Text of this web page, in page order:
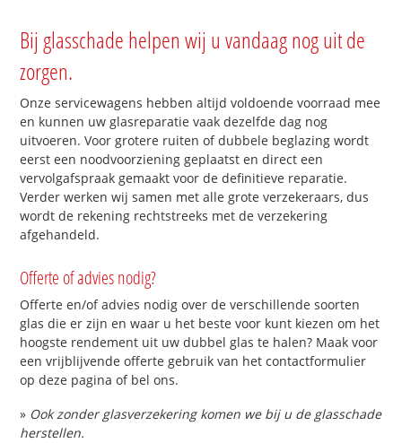
Bij glasschade helpen wij u vandaag nog uit de
zorgen.
Onze servicewagens hebben altijd voldoende voorraad mee
en kunnen uw glasreparatie vaak dezelfde dag nog
uitvoeren. Voor grotere ruiten of dubbele beglazing wordt
eerst een noodvoorziening geplaatst en direct een
vervolgafspraak gemaakt voor de definitieve reparatie.
Verder werken wij samen met alle grote verzekeraars, dus
wordt de rekening rechtstreeks met de verzekering
afgehandeld.
Offerte of advies nodig?
Offerte en/of advies nodig over de verschillende soorten
glas die er zijn en waar u het beste voor kunt kiezen om het
hoogste rendement uit uw dubbel glas te halen? Maak voor
een vrijblijvende offerte gebruik van het contactformulier
op deze pagina of bel ons.
» Ook zonder glasverzekering komen we bij u de glasschade
herstellen.